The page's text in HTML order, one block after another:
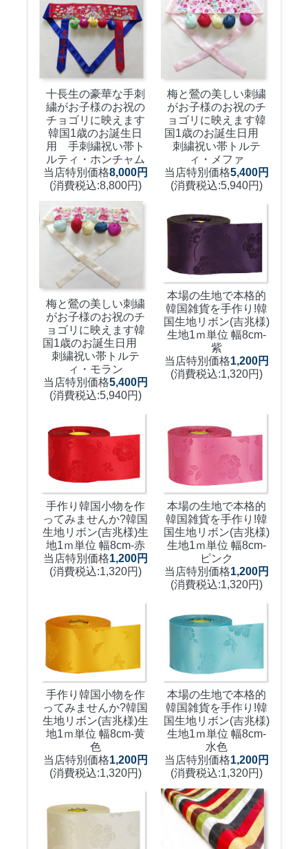
十長生の豪華な手刺
繍がお子様のお祝の
チョゴリに映えます
韓国1歳のお誕生日
用 手刺繍祝い帯ト
ルティ・ホンチャム
当店特別価格8,000円
(消費税込:8,800円)
梅と鶯の美しい刺繍
がお子様のお祝のチ
ョゴリに映えます韓
国1歳のお誕生日用
刺繍祝い帯トルテ
ィ・メファ
当店特別価格5,400円
(消費税込:5,940円)
梅と鶯の美しい刺繍
がお子様のお祝のチ
ョゴリに映えます韓
国1歳のお誕生日用
刺繍祝い帯トルテ
ィ・モラン
当店特別価格5,400円
(消費税込:5,940円)
本場の生地で本格的
韓国雑貨を手作り!韓
国生地リボン(吉兆様)
生地1ｍ単位 幅8cm-
紫
当店特別価格1,200円
(消費税込:1,320円)
手作り韓国小物を作
ってみませんか?韓国
生地リボン(吉兆様)生
地1ｍ単位 幅8cm-赤
当店特別価格1,200円
(消費税込:1,320円)
本場の生地で本格的
韓国雑貨を手作り!韓
国生地リボン(吉兆様)
生地1ｍ単位 幅8cm-
ピンク
当店特別価格1,200円
(消費税込:1,320円)
手作り韓国小物を作
ってみませんか?韓国
生地リボン(吉兆様)生
地1ｍ単位 幅8cm-黄
色
当店特別価格1,200円
(消費税込:1,320円)
本場の生地で本格的
韓国雑貨を手作り!韓
国生地リボン(吉兆様)
生地1ｍ単位 幅8cm-
水色
当店特別価格1,200円
(消費税込:1,320円)